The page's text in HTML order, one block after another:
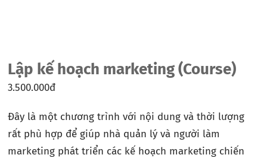
Lập kế hoạch marketing (Course)
3.500.000đ
Đây là một chương trình với nội dung và thời lượng
rất phù hợp để giúp nhà quản lý và người làm
marketing phát triển các kế hoạch marketing chiến